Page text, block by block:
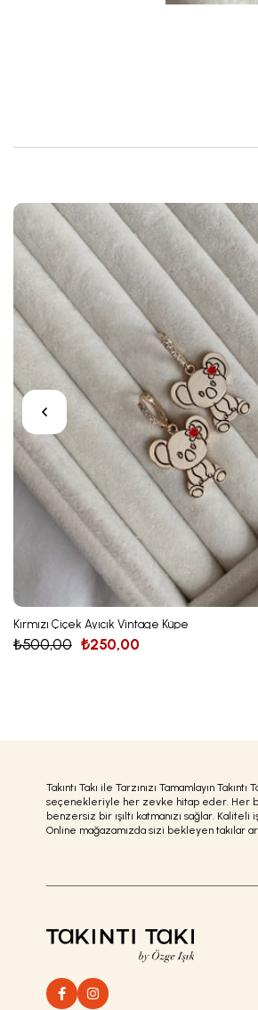
Kırmızı Çiçek Ayıcık Vintage Küpe
₺250,00
₺500,00
Takıntı Takı ile Tarzınızı Tamamlayın
seçenekleriyle her zevke hitap eder. Her
benzersiz bir ışıltı katmanızı sağlar. Kaliteli
Online mağazamızda sizi bekleyen takılar